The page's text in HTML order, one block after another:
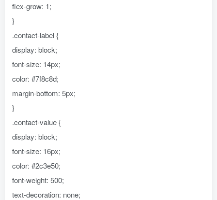
flex-grow: 1;
}
.contact-label {
display: block;
font-size: 14px;
color: #7f8c8d;
margin-bottom: 5px;
}
.contact-value {
display: block;
font-size: 16px;
color: #2c3e50;
font-weight: 500;
text-decoration: none;